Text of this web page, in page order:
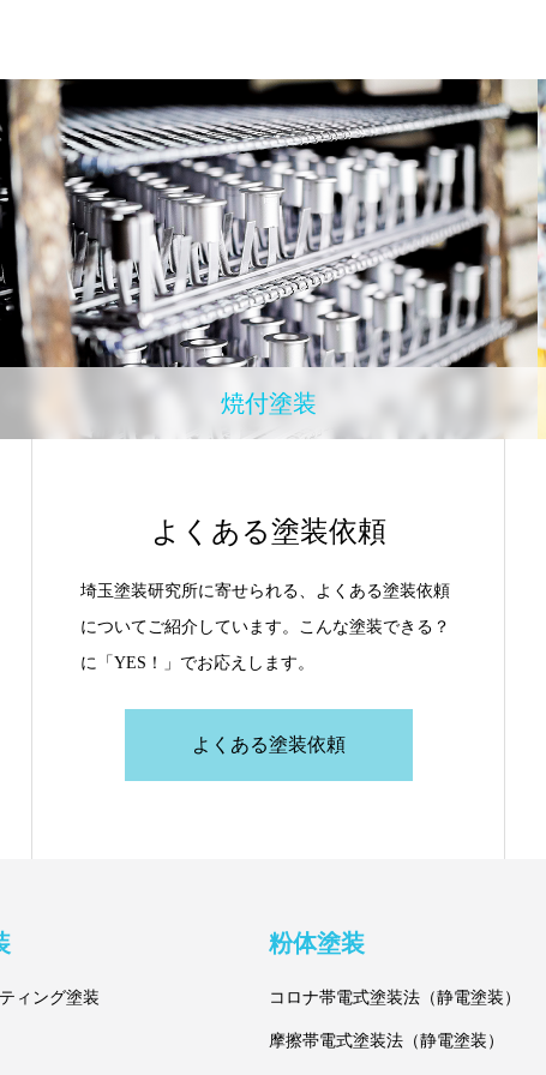
焼付塗装
よくある塗装依頼
埼玉塗装研究所に寄せられる、よくある塗装依頼
についてご紹介しています。こんな塗装できる？
に「YES！」でお応えします。
よくある塗装依頼
ィング塗装
粉体塗装
コロナ帯電式塗装法（静電塗装）
摩擦帯電式塗装法（静電塗装）